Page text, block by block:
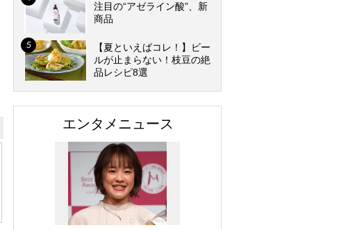
注目の“アゼライン酸”、新
商品
【夏といえばコレ！】ビー
ルが止まらない！枝豆の絶
品レシピ8選
エンタメニュース